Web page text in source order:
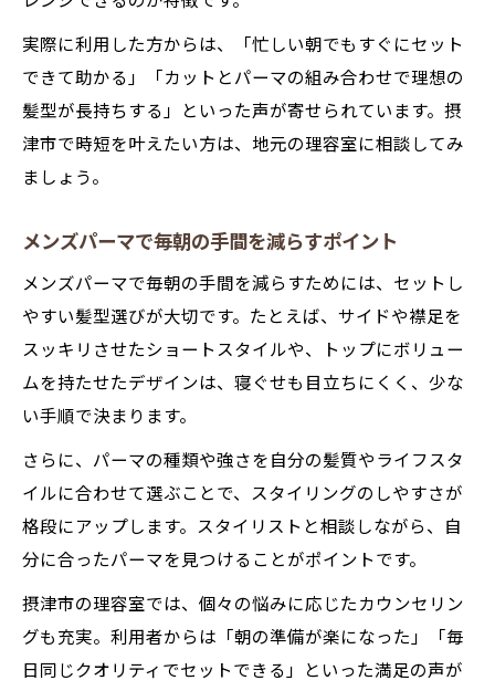
実際に利用した方からは、「忙しい朝でもすぐにセット
できて助かる」「カットとパーマの組み合わせで理想の
髪型が長持ちする」といった声が寄せられています。摂
津市で時短を叶えたい方は、地元の理容室に相談してみ
ましょう。
メンズパーマで毎朝の手間を減らすポイント
メンズパーマで毎朝の手間を減らすためには、セットし
やすい髪型選びが大切です。たとえば、サイドや襟足を
スッキリさせたショートスタイルや、トップにボリュー
ムを持たせたデザインは、寝ぐせも目立ちにくく、少な
い手順で決まります。
さらに、パーマの種類や強さを自分の髪質やライフスタ
イルに合わせて選ぶことで、スタイリングのしやすさが
格段にアップします。スタイリストと相談しながら、自
分に合ったパーマを見つけることがポイントです。
摂津市の理容室では、個々の悩みに応じたカウンセリン
グも充実。利用者からは「朝の準備が楽になった」「毎
日同じクオリティでセットできる」といった満足の声が